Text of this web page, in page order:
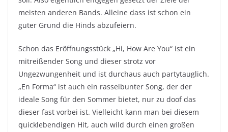
meisten anderen Bands. Alleine dass ist schon ein
guter Grund die Hinds abzufeiern.
Schon das Eröffnungsstück „Hi, How Are You“ ist ein
mitreißender Song und dieser strotz vor
Ungezwungenheit und ist durchaus auch partytauglich.
„En Forma“ ist auch ein rasselbunter Song, der der
ideale Song für den Sommer bietet, nur zu doof das
dieser fast vorbei ist. Vielleicht kann man bei diesem
quicklebendigen Hit, auch wild durch einen großen